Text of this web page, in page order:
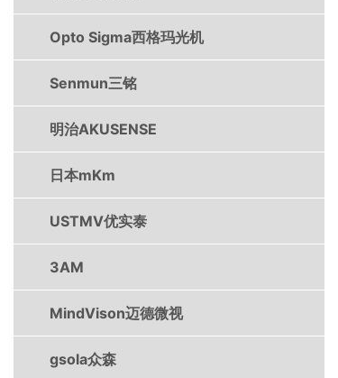
Opto Sigma西格玛光机
Senmun三铭
明治AKUSENSE
日本mKm
USTMV优实泰
3AM
MindVison迈德微视
gsola众森